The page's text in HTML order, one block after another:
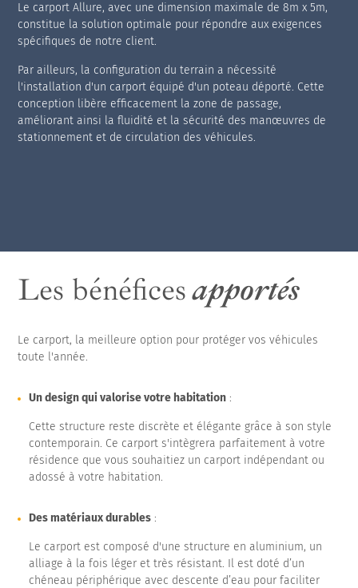
Le carport Allure, avec une dimension maximale de 8m x 5m,
constitue la solution optimale pour répondre aux exigences
spécifiques de notre client.
Par ailleurs, la configuration du terrain a nécessité
l'installation d'un carport équipé d'un poteau déporté. Cette
conception libère efficacement la zone de passage,
améliorant ainsi la fluidité et la sécurité des manœuvres de
stationnement et de circulation des véhicules.
Les bénéficesapportés
Le carport, la meilleure option pour protéger vos véhicules
toute l'année.
Un design qui valorise votre habitation :
Cette structure reste discrète et élégante grâce à son style
contemporain. Ce carport s'intègrera parfaitement à votre
résidence que vous souhaitiez un carport indépendant ou
adossé à votre habitation.
Des matériaux durables :
Le carport est composé d'une structure en aluminium, un
alliage à la fois léger et très résistant. Il est doté d’un
chéneau périphérique avec descente d’eau pour faciliter